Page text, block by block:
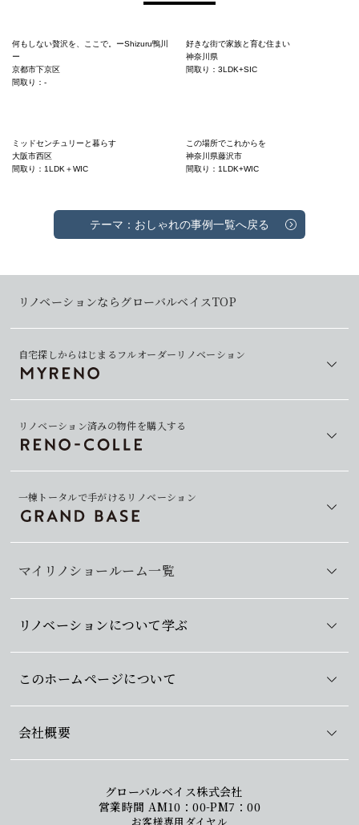
何もしない贅沢を、ここで。ーShizuru鴨川
ー
京都市下京区
間取り：-
好きな街で家族と育む住まい
神奈川県
間取り：3LDK+SIC
ミッドセンチュリーと暮らす
大阪市西区
間取り：1LDK＋WIC
この場所でこれからを
神奈川県藤沢市
間取り：1LDK+WIC
テーマ：おしゃれの事例一覧へ戻る
リノベーションならグローバルベイスTOP
自宅探しからはじまるフルオーダーリノベーション
マイリノショールーム一覧
リノベーション済みの物件を購入する
一棟トータルで手がけるリノベーション
リノベーションについて学ぶ
このホームページについて
会社概要
グローバルベイス株式会社
営業時間 AM10：00-PM7：00
お客様専用ダイヤル